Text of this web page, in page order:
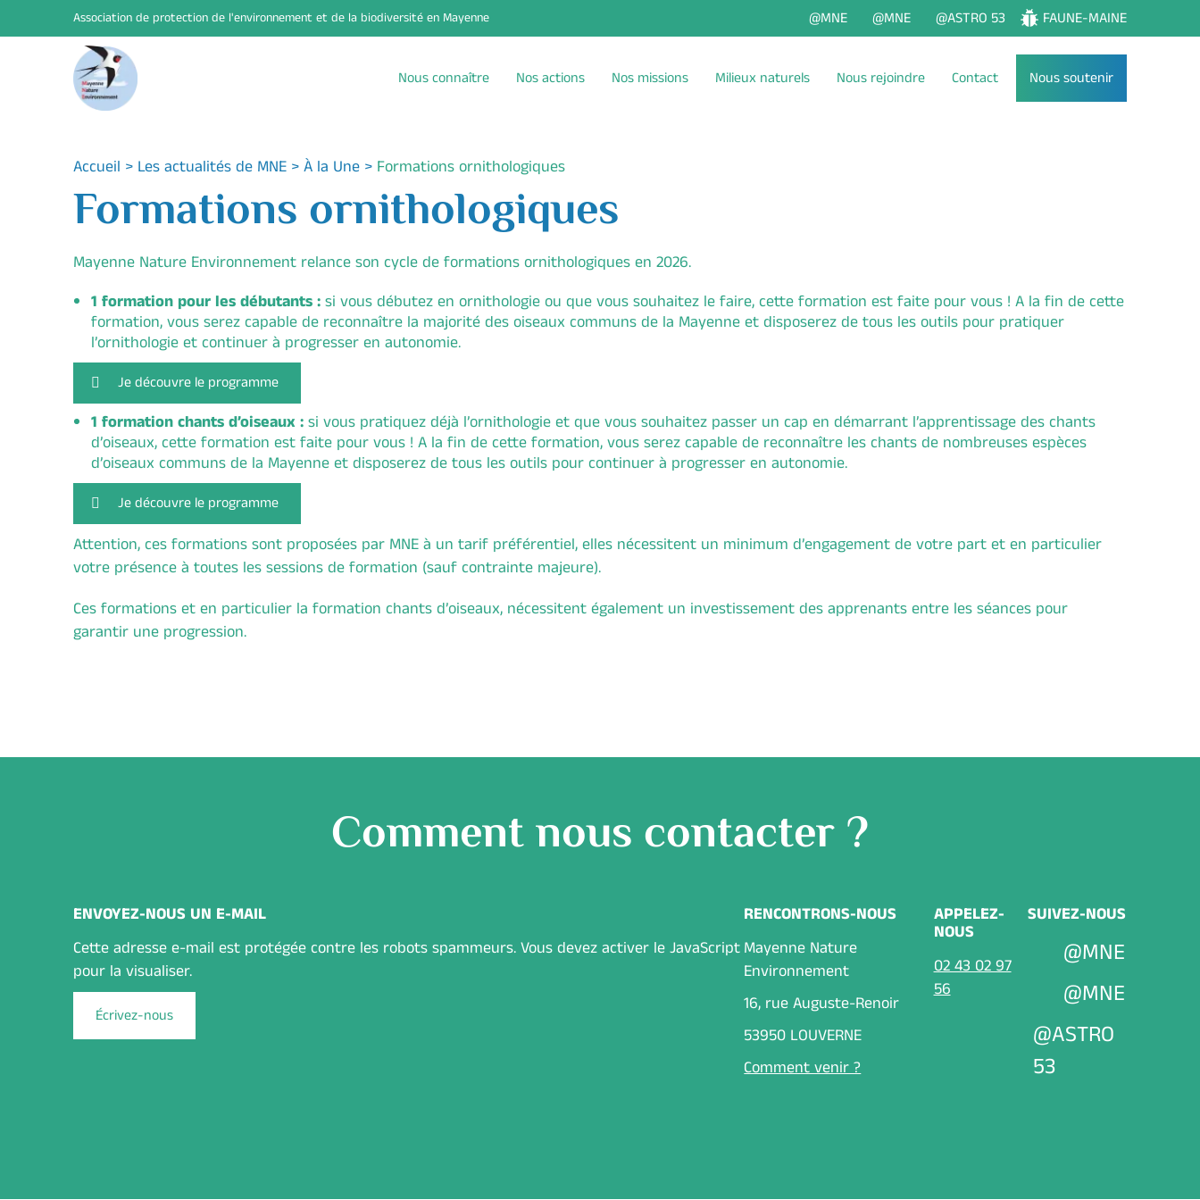
Association de protection de l'environnement et de la biodiversité en Mayenne @MNE @MNE @ASTRO 53 FAUNE-MAINE
Nous connaître Nos actions Nos missions Milieux naturels Nous rejoindre Contact Nous soutenir
Accueil > Les actualités de MNE >À la Une > Formations ornithologiques
Formations ornithologiques
Mayenne Nature Environnement relance son cycle de formations ornithologiques en 2026.
1 formation pour les débutants :si vous débutez en ornithologie ou que vous souhaitez le faire, cette formation est faite pour vous ! A la fin de cette
formation, vous serez capable de reconnaître la majorité des oiseaux communs de la Mayenne et disposerez de tous les outils pour pratiquer
l’ornithologie et continuer à progresser en autonomie.
Je découvre le programme
1 formation chants d’oiseaux :si vous pratiquez déjà l’ornithologie et que vous souhaitez passer un cap en démarrant l’apprentissage des chants
d’oiseaux, cette formation est faite pour vous ! A la fin de cette formation, vous serez capable de reconnaître les chants de nombreuses espèces
d’oiseaux communs de la Mayenne et disposerez de tous les outils pour continuer à progresser en autonomie.
Je découvre le programme
Attention, ces formations sont proposées par MNE à un tarif préférentiel, elles nécessitent un minimum d’engagement de votre part et en particulier
votre présence à toutes les sessions de formation (sauf contrainte majeure).
Ces formations et en particulier la formation chants d’oiseaux, nécessitent également un investissement des apprenants entre les séances pour
garantir une progression.
Comment nous contacter ?
ENVOYEZ-NOUS UN E-MAIL
Cette adresse e-mail est protégée contre les robots spammeurs. Vous devez activer le JavaScript
pour la visualiser.
Écrivez-nous
RENCONTRONS-NOUS
Mayenne Nature
Environnement
16, rue Auguste-Renoir
53950 LOUVERNE
Comment venir ?
APPELEZ-
NOUS
02 43 02 97
56
SUIVEZ-NOUS
@MNE
@MNE
@ASTRO
53